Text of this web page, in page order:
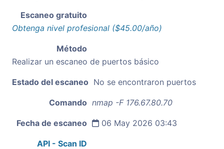
Escaneo gratuito
Obtenga nivel profesional ($45.00/año)
Método
Realizar un escaneo de puertos básico
Estado del escaneo No se encontraron puertos
Comando nmap -F 176.67.80.70
Fecha de escaneo 06 May 2026 03:43
API - Scan ID